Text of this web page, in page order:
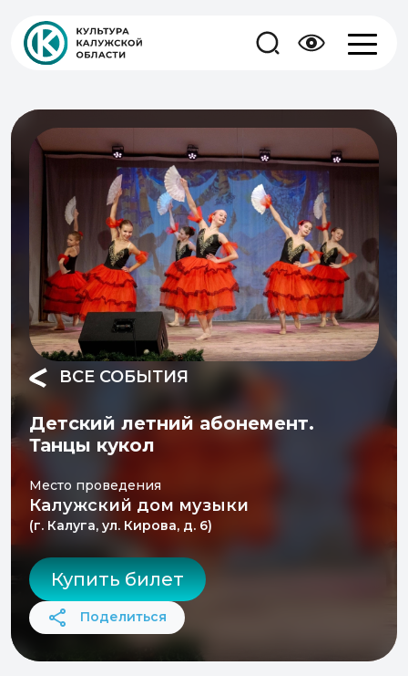
ВСЕ СОБЫТИЯ
Детский летний абонемент.
Танцы кукол
Место проведения
Калужский дом музыки
(г. Калуга, ул. Кирова, д. 6)
Купить билет
Поделиться